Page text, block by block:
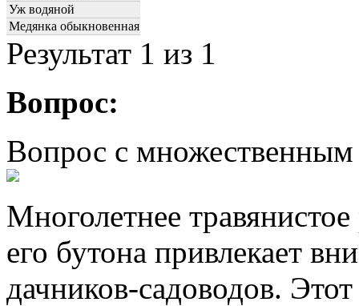
Уж водяной
Медянка обыкновенная
Результат 1 из 1
Вопрос:
Вопрос с
Многолетнее
его бутона привлекает
дачников-садоводов.